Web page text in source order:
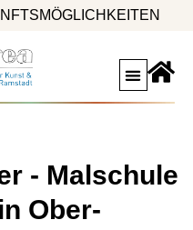
- Malschule
Ober-